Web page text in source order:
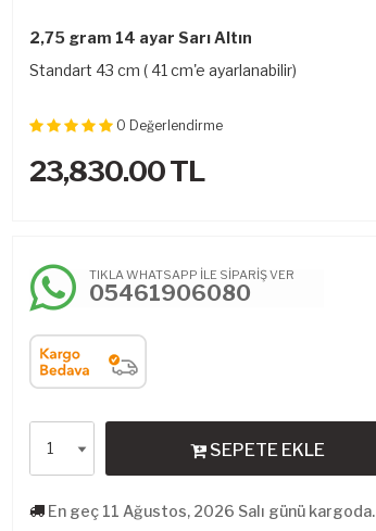
2,75 gram 14 ayar Sarı Altın
Standart 43 cm ( 41 cm'e ayarlanabilir)
0 Değerlendirme
23,830.00TL
TIKLA WHATSAPP İLE SİPARİŞ VER
05461906080
SEPETE EKLE
En geç 11 Ağustos, 2026 Salı günü kargoda.